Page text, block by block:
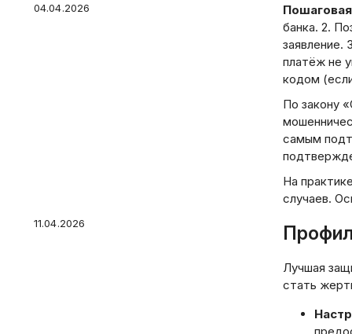
банка. 2.
платёж не
кодом
По закону
самым
На
случаев.
Лучшая
стать
04.04.2026
11.04.2026